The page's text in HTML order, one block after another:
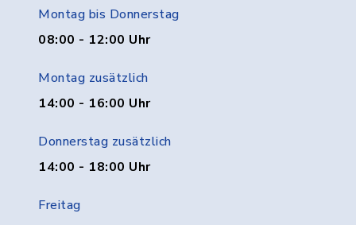
Montag bis Donnerstag
08:00 - 12:00 Uhr
Montag zusätzlich
14:00 - 16:00 Uhr
Donnerstag zusätzlich
14:00 - 18:00 Uhr
Freitag